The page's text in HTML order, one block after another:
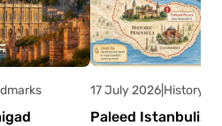
17 July 2026 History &
Paleed Istanbulis: